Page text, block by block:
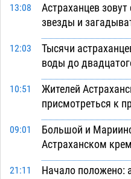
13:08
Астраханцев
звезды и
12:03
Тысячи
воды до
10:51
Жителей
присмотреться к
09:01
Большой и
Астраханском
21:11
Начало положено: